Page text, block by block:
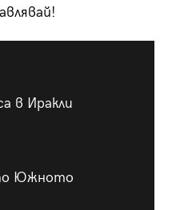
в Иракли
Южното